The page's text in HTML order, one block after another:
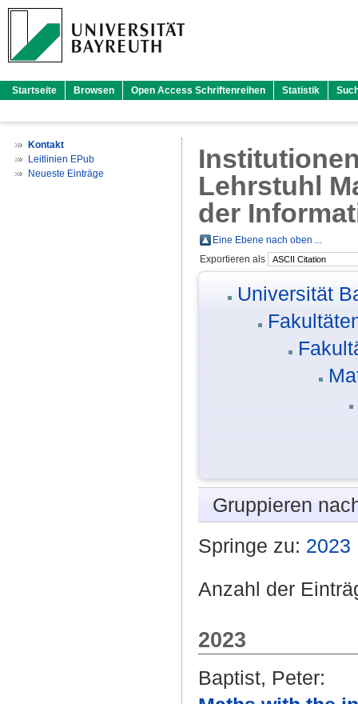
Startseite Browsen Open Access Schriftenreihen Statistik
Kontakt
Leitlinien EPub
Neueste Einträge
Lehrstuhl
der
Eine Ebene nach oben ...
Exportieren als
Universität
Gruppieren
Springe zu: 2023
Anzahl der
2023
Baptist, Peter: